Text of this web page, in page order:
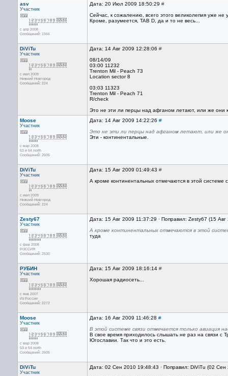
asv
Участник
с апр 2008
Сообщений: 1566
Дата: 20 Июл 2009 18:50:29 #
Сейчас, к сожалению, всего этого великолепия уже не
Кроме, разумеется, TAB D, да и то не весь...
DiViTu
Участник
с июл 2009
Нижний Новгород
Сообщений: 224
Дата: 14 Авг 2009 12:28:06 #
08/14/09
03:00 11232
Trenton Mil - Peach 73
Location sector 8
03:03 11323
Trenton Mil - Peach 71
R/check
Это не эти ли перцы над афганом летают, или же они
Moose
Участник
с мар 2008
53 и 54 north
Сообщений: 2605
Дата: 14 Авг 2009 14:22:26 #
Это не эти ли перцы над афганом летают, или же
Эти - континентальные.
DiViTu
Участник
с июл 2009
Нижний Новгород
Сообщений: 224
Дата: 15 Авг 2009 01:49:43 #
А кроме континентальных отмечаются в этой системе
Zesty67
Участник
с фев 2008
РОССИЯ
Сообщений: 2530
Дата: 15 Авг 2009 11:37:29 · Поправил: Zesty67 (15
А кроме континентальных отмечаются в этой
туда
РУБИН
Участник
с янв 2007
Из России
Сообщений: 2272
Дата: 15 Авг 2009 18:16:14 #
Хорошая радиосеть...
Moose
Участник
с мар 2008
53 и 54 north
Сообщений: 2605
Дата: 16 Авг 2009 11:46:28 #
В этой системе связи отмечается только авиация
В свое время приходилось слышать не раз на связи с
Югославии. Так что и это есть.
DiViTu
Участник
Дата: 02 Сен 2010 19:48:43 · Поправил: DiViTu (02